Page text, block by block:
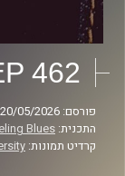
462
פורסם: 20/05/2026
התכנית: Blues
קרדיט תמונות: